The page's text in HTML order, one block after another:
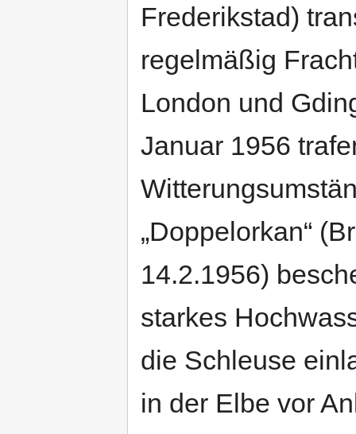
Frederikstad)
regelmäßig
London und
Januar 1956
„Doppelorkan“
14.2.1956)
starkes
die Schleuse
in der Elbe vor